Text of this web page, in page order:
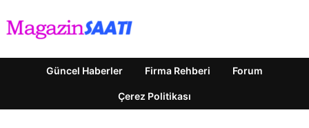
Güncel Haberler Firma Rehberi Forum
Çerez Politikası